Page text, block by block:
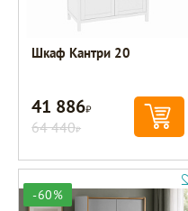
Шкаф Кантри 20
41 886Р
64 440Р
-60%